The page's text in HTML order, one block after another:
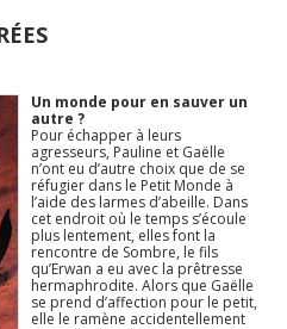
Un monde pour en sauver un
autre ?
Pour échapper à leurs
agresseurs, Pauline et Gaëlle
n’ont eu d’autre choix que de se
réfugier dans le Petit Monde à
l’aide des larmes d’abeille. Dans
cet endroit où le temps s’écoule
plus lentement, elles font la
rencontre de Sombre, le fils
qu’Erwan a eu avec la prêtresse
hermaphrodite. Alors que Gaëlle
se prend d’affection pour le petit,
elle le ramène accidentellement